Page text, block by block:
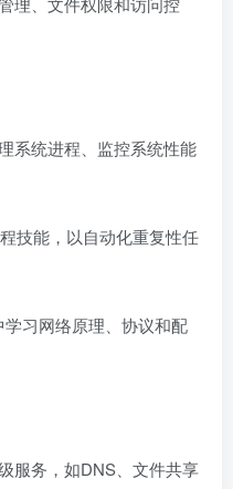
系统进程、监控系统性能
技能，以自动化重复性任
习网络原理、协议和配
服务，如DNS、文件共享